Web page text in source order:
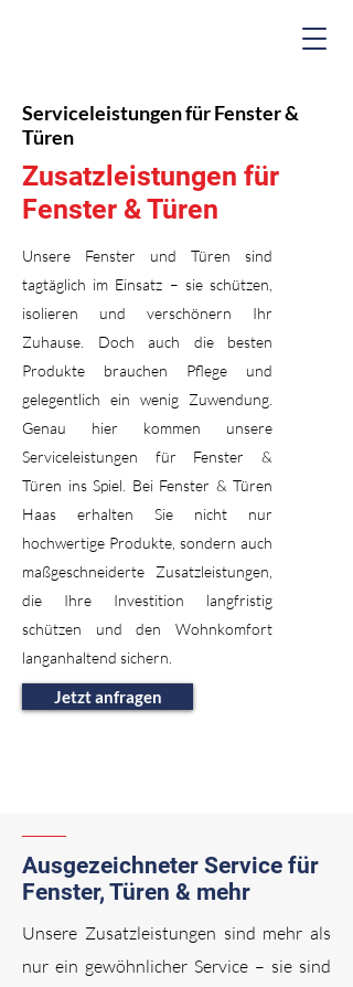
Serviceleistungen für Fenster &
Türen
Zusatzleistungen für
Fenster & Türen
Unsere Fenster und Türen sind
tagtäglich im Einsatz – sie schützen,
isolieren und verschönern Ihr
Zuhause. Doch auch die besten
Produkte brauchen Pflege und
gelegentlich ein wenig Zuwendung.
Genau hier kommen unsere
Serviceleistungen für Fenster &
Türen ins Spiel. Bei Fenster & Türen
Haas erhalten Sie nicht nur
hochwertige Produkte, sondern auch
maßgeschneiderte Zusatzleistungen,
die Ihre Investition langfristig
schützen und den Wohnkomfort
langanhaltend sichern.
Jetzt anfragen
Ausgezeichneter Service für
Fenster, Türen & mehr
Unsere Zusatzleistungen sind mehr als
nur ein gewöhnlicher Service – sie sind